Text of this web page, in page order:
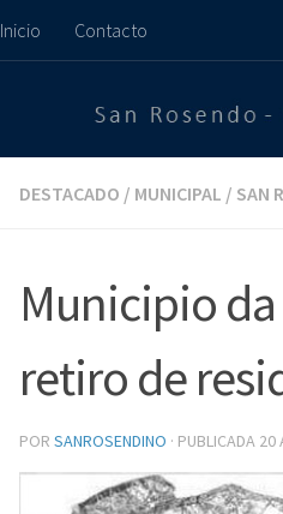
Saltar al contenido
Inicio Contacto
DESTACADO / MUNICIPAL / SAN
Municipio
retiro de
POR SANROSENDINO · PUBLICADA 20